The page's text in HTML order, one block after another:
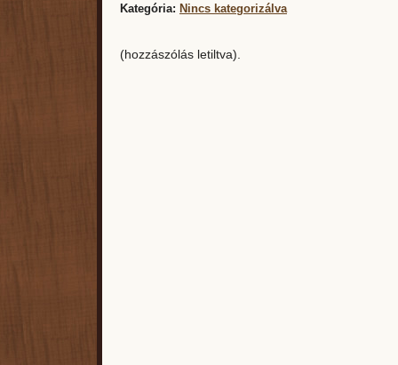
Kategória: Nincs kategorizálva
(hozzászólás letiltva).